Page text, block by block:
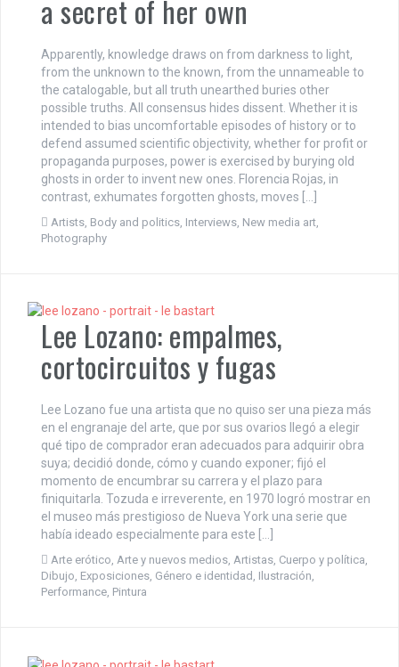
a secret of her own
Apparently, knowledge draws on from darkness to light,
from the unknown to the known, from the unnameable to
the catalogable, but all truth unearthed buries other
possible truths. All consensus hides dissent. Whether it is
intended to bias uncomfortable episodes of history or to
defend assumed scientific objectivity, whether for profit or
propaganda purposes, power is exercised by burying old
ghosts in order to invent new ones. Florencia Rojas, in
contrast, exhumates forgotten ghosts, moves […]
Artists, Body and politics, Interviews, New media art,
Photography
Lee Lozano: empalmes,
cortocircuitos y fugas
Lee Lozano fue una artista que no quiso ser una pieza más
en el engranaje del arte, que por sus ovarios llegó a elegir
qué tipo de comprador eran adecuados para adquirir obra
suya; decidió donde, cómo y cuando exponer; fijó el
momento de encumbrar su carrera y el plazo para
finiquitarla. Tozuda e irreverente, en 1970 logró mostrar en
el museo más prestigioso de Nueva York una serie que
había ideado especialmente para este […]
Arte erótico, Arte y nuevos medios, Artistas, Cuerpo y política,
Dibujo, Exposiciones, Género e identidad , Ilustración,
Performance, Pintura